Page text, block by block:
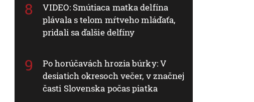
VIDEO: Smútiaca matka delfína
plávala s telom mŕtveho mláďaťa,
pridali sa ďalšie delfíny
Po horúčavách hrozia búrky: V
desiatich okresoch večer, v značnej
časti Slovenska počas piatka